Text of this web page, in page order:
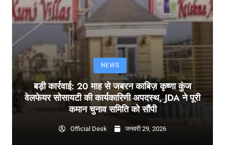
NEWS
बड़ी कार्रवाई: 20 माह से जबरन काबिज़ कृष्णा कुंज
वेलफेयर सोसायटी की कार्यकारिणी अपदस्थ, JDA ने पूरी
कमान चुनाव समिति को सौंपी
Official Desk जनवरी 29, 2026